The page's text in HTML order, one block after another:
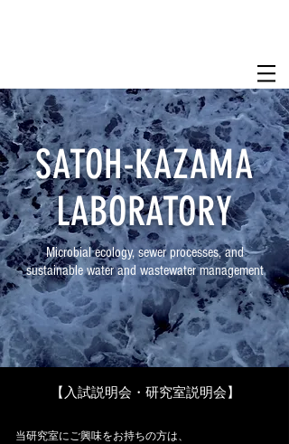
SATOH-KAZAMA
LABORATORY
Microbial ecology, sewer processes, and
sustainable water and wastewater management
【入試説明会・研究室説明会】
当研究室にご興味をお持ちの方は、